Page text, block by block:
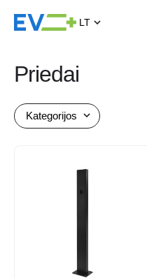
turinį
LT
Priedai
Kategorijos